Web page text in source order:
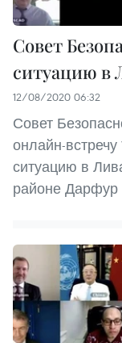
Совет
ситуацию в
12/08/2020 06:32
Совет
онлайн-встречу
ситуацию в
районе Дарфур